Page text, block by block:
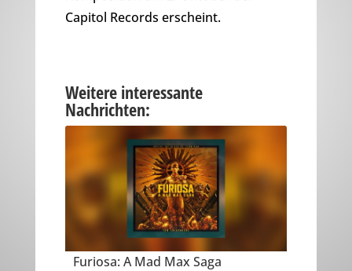
Capitol Records erscheint.
Weitere interessante
Nachrichten:
Furiosa: A Mad Max Saga